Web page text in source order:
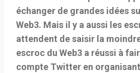
échanger de grandes idées
Web3. Mais il y a aussi les
attendent de saisir la
escroc du Web3 a réussi à
compte Twitter en organisant